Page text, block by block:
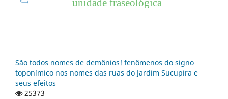
unidade fraseológica
São todos nomes de demônios! fenômenos do signo
toponímico nos nomes das ruas do Jardim Sucupira e
seus efeitos
25373